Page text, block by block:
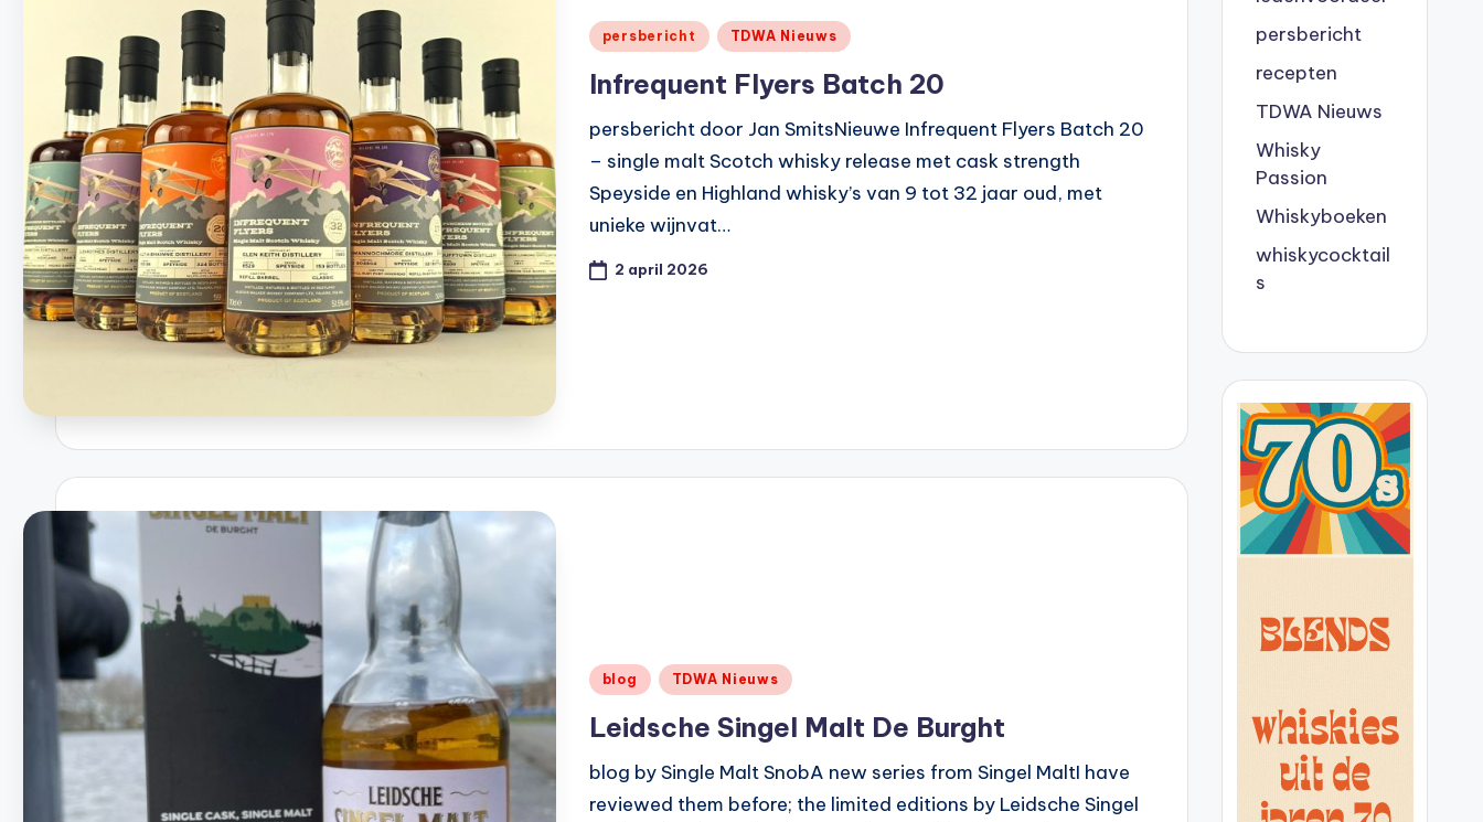
Geplaatst
persbericht TDWA Nieuws
Infrequent Flyers Batch 20
persbericht door Jan SmitsNieuwe Infrequent Flyers Batch 20
– single malt Scotch whisky release met cask strength
Speyside en Highland whisky’s van 9 tot 32 jaar oud, met
unieke wijnvat…
2 april 2026
Geplaatst
blog TDWA Nieuws
Leidsche Singel Malt De Burght
blog by Single Malt SnobA new series from Singel MaltI have
reviewed them before; the limited editions by Leidsche Singel
persbericht
recepten
TDWA Nieuws
Whisky
Passion
Whiskyboeken
whiskycocktail
s